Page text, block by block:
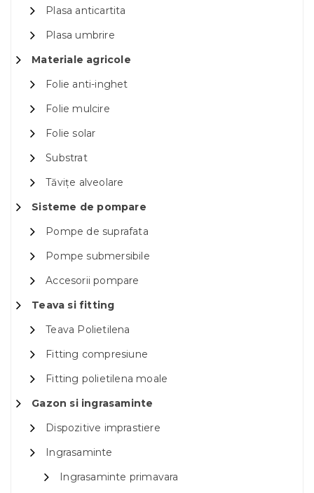
Plasa anticartita
Plasa umbrire
Materiale agricole
Folie anti-inghet
Folie mulcire
Folie solar
Substrat
Tăvițe alveolare
Sisteme de pompare
Pompe de suprafata
Pompe submersibile
Accesorii pompare
Teava si fitting
Teava Polietilena
Fitting compresiune
Fitting polietilena moale
Gazon si ingrasaminte
Dispozitive imprastiere
Ingrasaminte
Ingrasaminte primavara